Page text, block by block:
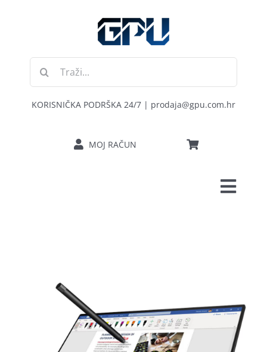
Traži...
KORISNIČKA PODRŠKA 24/7 | prodaja@gpu.com.hr
MOJ RAČUN
KABELI I KONEKTORI